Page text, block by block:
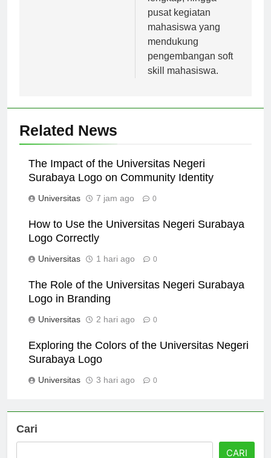
lengkap, hingga
pusat kegiatan
mahasiswa yang
mendukung
pengembangan soft
Related News
The Impact of the Universitas Negeri
How to Use the Universitas Negeri Surabaya
The Role of the Universitas Negeri Surabaya
Exploring the Colors of the Universitas Negeri
Cari